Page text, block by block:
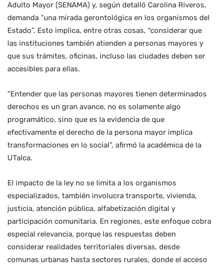
Adulto Mayor (SENAMA) y, según detalló Carolina Riveros,
demanda “una mirada gerontológica en los organismos del
Estado”. Esto implica, entre otras cosas, “considerar que
las instituciones también atienden a personas mayores y
que sus trámites, oficinas, incluso las ciudades deben ser
accesibles para ellas.
“Entender que las personas mayores tienen determinados
derechos es un gran avance, no es solamente algo
programático, sino que es la evidencia de que
efectivamente el derecho de la persona mayor implica
transformaciones en lo social”, afirmó la académica de la
UTalca.
El impacto de la ley no se limita a los organismos
especializados, también involucra transporte, vivienda,
justicia, atención pública, alfabetización digital y
participación comunitaria. En regiones, este enfoque cobra
especial relevancia, porque las respuestas deben
considerar realidades territoriales diversas, desde
comunas urbanas hasta sectores rurales, donde el acceso